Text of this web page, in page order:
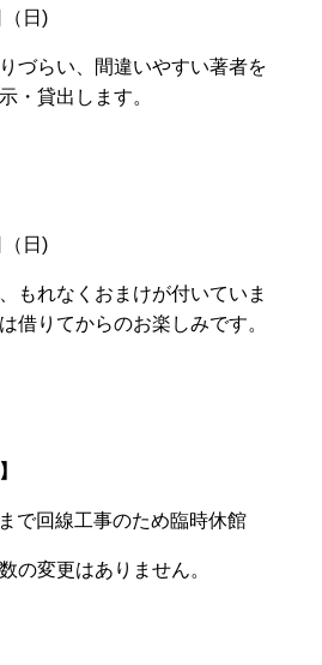
（日 )
づらい、間違いやすい著者を
・貸出します。
（日 )
もれなくおまけが付いていま
借りてからのお楽しみです。
で回線工事のため臨時休館
の変更はありません。